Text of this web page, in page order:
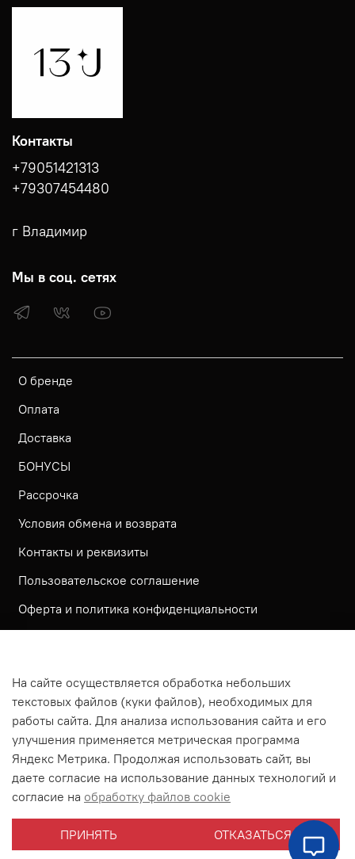
О бренде
Оплата
Доставка
БОНУСЫ
Рассрочка
Условия обмена и возврата
Контакты и реквизиты
Пользовательское соглашение
Оферта и политика конфиденциальности
Согласие посетителя сайта на обработку
персональных данных
На сайте используется метрическая система ЯНДЕКС
МЕТРИКА
На сайте применяются рекомендательные технологии
Согласие на получение рассылки рекламно-
информационных материалов
Контакты
+79051421313
+79307454480
г Владимир
Мы в соц. сетях
На сайте осуществляется обработка небольших
текстовых файлов (куки файлов), необходимых для
работы сайта. Для анализа использования сайта и его
улучшения применяется метрическая программа
Яндекс Метрика. Продолжая использовать сайт, вы
даете согласие на использование данных технологий и
согласие на обработку файлов cookie
ПРИНЯТЬ ОТКАЗАТЬСЯ